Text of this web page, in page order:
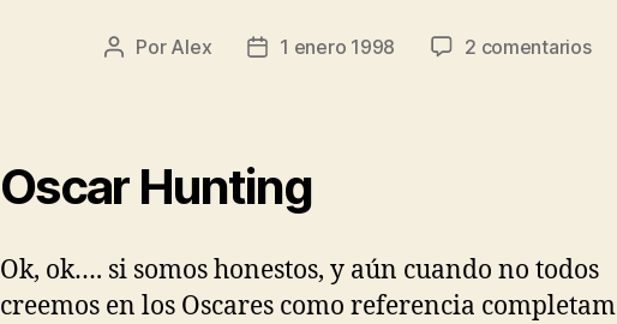
Autor
Por Alex
Fecha1 enero 1998 2 comentariosen
Oscar Hunting
Ok, ok…. si somos honestos, y aún cuando no todos
creemos en los Oscares como referencia